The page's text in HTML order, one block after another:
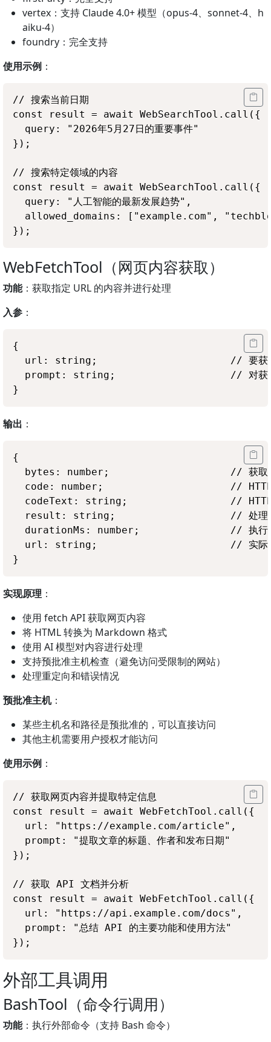
vertex：支持 Claude 4.0+ 模型（opus-4、sonnet-4、h
aiku-4）
foundry：完全支持
使用示例 ：
// 搜索当前日期
const result = await WebSearchTool.call({
  query: "2026年5月27日的重要事件"
});
// 搜索特定领域的内容
const result = await WebSearchTool.call({
  query: "人工智能的最新发展趋势",
allowed_domains: ["example.com",
WebFetchTool（网页内容获取）
功能：获取指定 URL 的内容并进行处理
入参 ：
{
url: string;                      // 要获
prompt: string;                   // 对获取
输出 ：
{
bytes: number;                    // 获取内
code: number;                     // HTTP
codeText: string;                 // HTTP
result: string;                   // 处理
durationMs: number;               // 执行
url: string;                      // 实际
实现原理：
使用 fetch API 获取网页内容
将 HTML 转换为 Markdown 格式
使用 AI 模型对内容进行处理
支持预批准主机检查（避免访问受限制的网站）
处理重定向和错误情况
预批准主机：
某些主机名和路径是预批准的，可以直接访问
其他主机需要用户授权才能访问
使用示例 ：
// 获取网页内容并提取特定信息
const result = await WebFetchTool.call({
  url: "https://example.com/article",
  prompt: "提取文章的标题、作者和发布日期"
});
// 获取 API 文档并分析
const result = await WebFetchTool.call({
  url: "https://api.example.com/docs",
  prompt: "总结 API 的主要功能和使用方法"
外部工具调用
BashTool（命令行调用）
功能：执行外部命令（支持 Bash 命令）